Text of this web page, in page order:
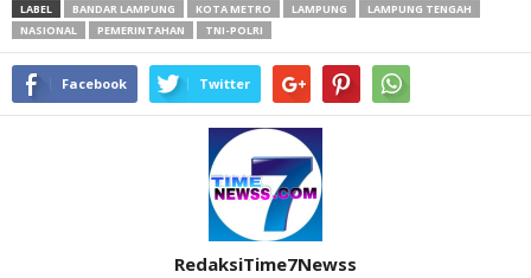
LABEL BANDAR LAMPUNG KOTA METRO LAMPUNG
LAMPUNG TENGAH
NASIONAL
PEMERINTAHAN TNI-POLRI
Facebook Twitter
RedaksiTime7Newss